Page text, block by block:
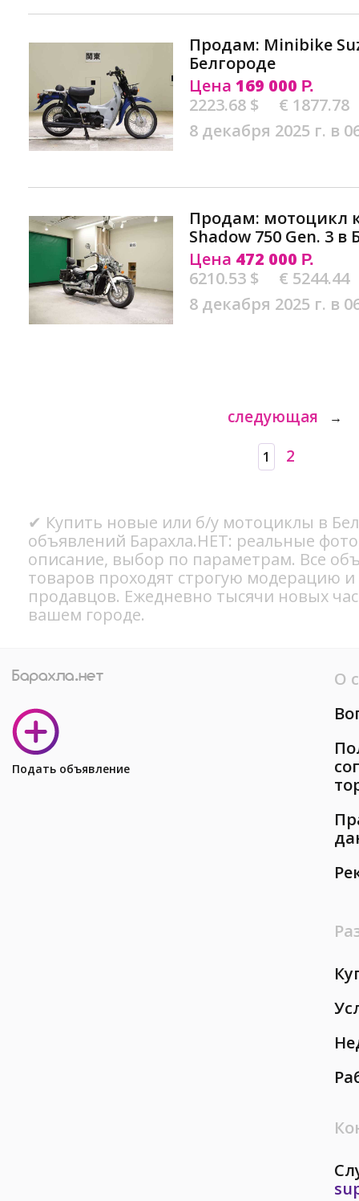
Продам: Minibike
Белгороде
Цена 169 000 Р.
2223.68 $
€ 1877.78
8 декабря 2025 г. в
Продам: мотоцикл
Shadow 750 Gen. 3 в
Цена 472 000 Р.
6210.53 $
€ 5244.44
8 декабря 2025 г. в
следующая →
1 2
✔ Купить новые или б/у мотоциклы в
объявлений Барахла.НЕТ: реальные
описание, выбор по параметрам. Все
товаров проходят строгую модерацию
продавцов. Ежедневно тысячи новых
вашем городе.
Подать объявление
О